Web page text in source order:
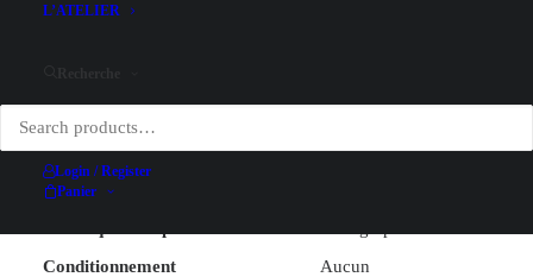
L’ATELIER
Login / Register
Panier
Hauteur (hors entoilage)
99.7 cm
Date
Conditionnement
Aucun